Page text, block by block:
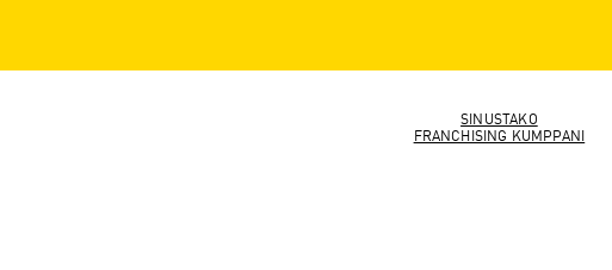
SINUSTAKO
FRANCHISING KUMPPANI